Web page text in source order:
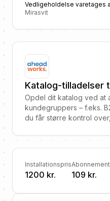
Vedligeholdelse varetages
Mirasvit
Katalog-tilladelser
Opdel dit katalog ved at
kundegruppers – f.eks.
du får større kontrol
Installationspris
1200 kr.
Abonnement
109 kr.